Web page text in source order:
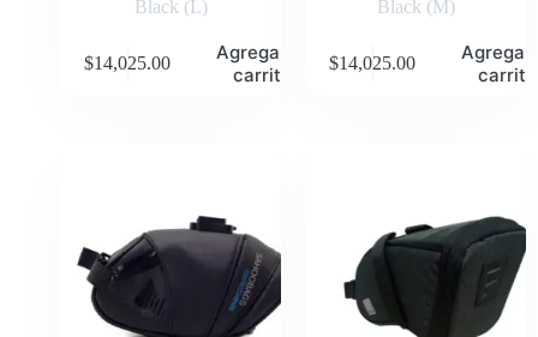
Black (L)
$14,025.00
Agregar al
carrito
Black (M)
$14,025.00
Agregar
carrito